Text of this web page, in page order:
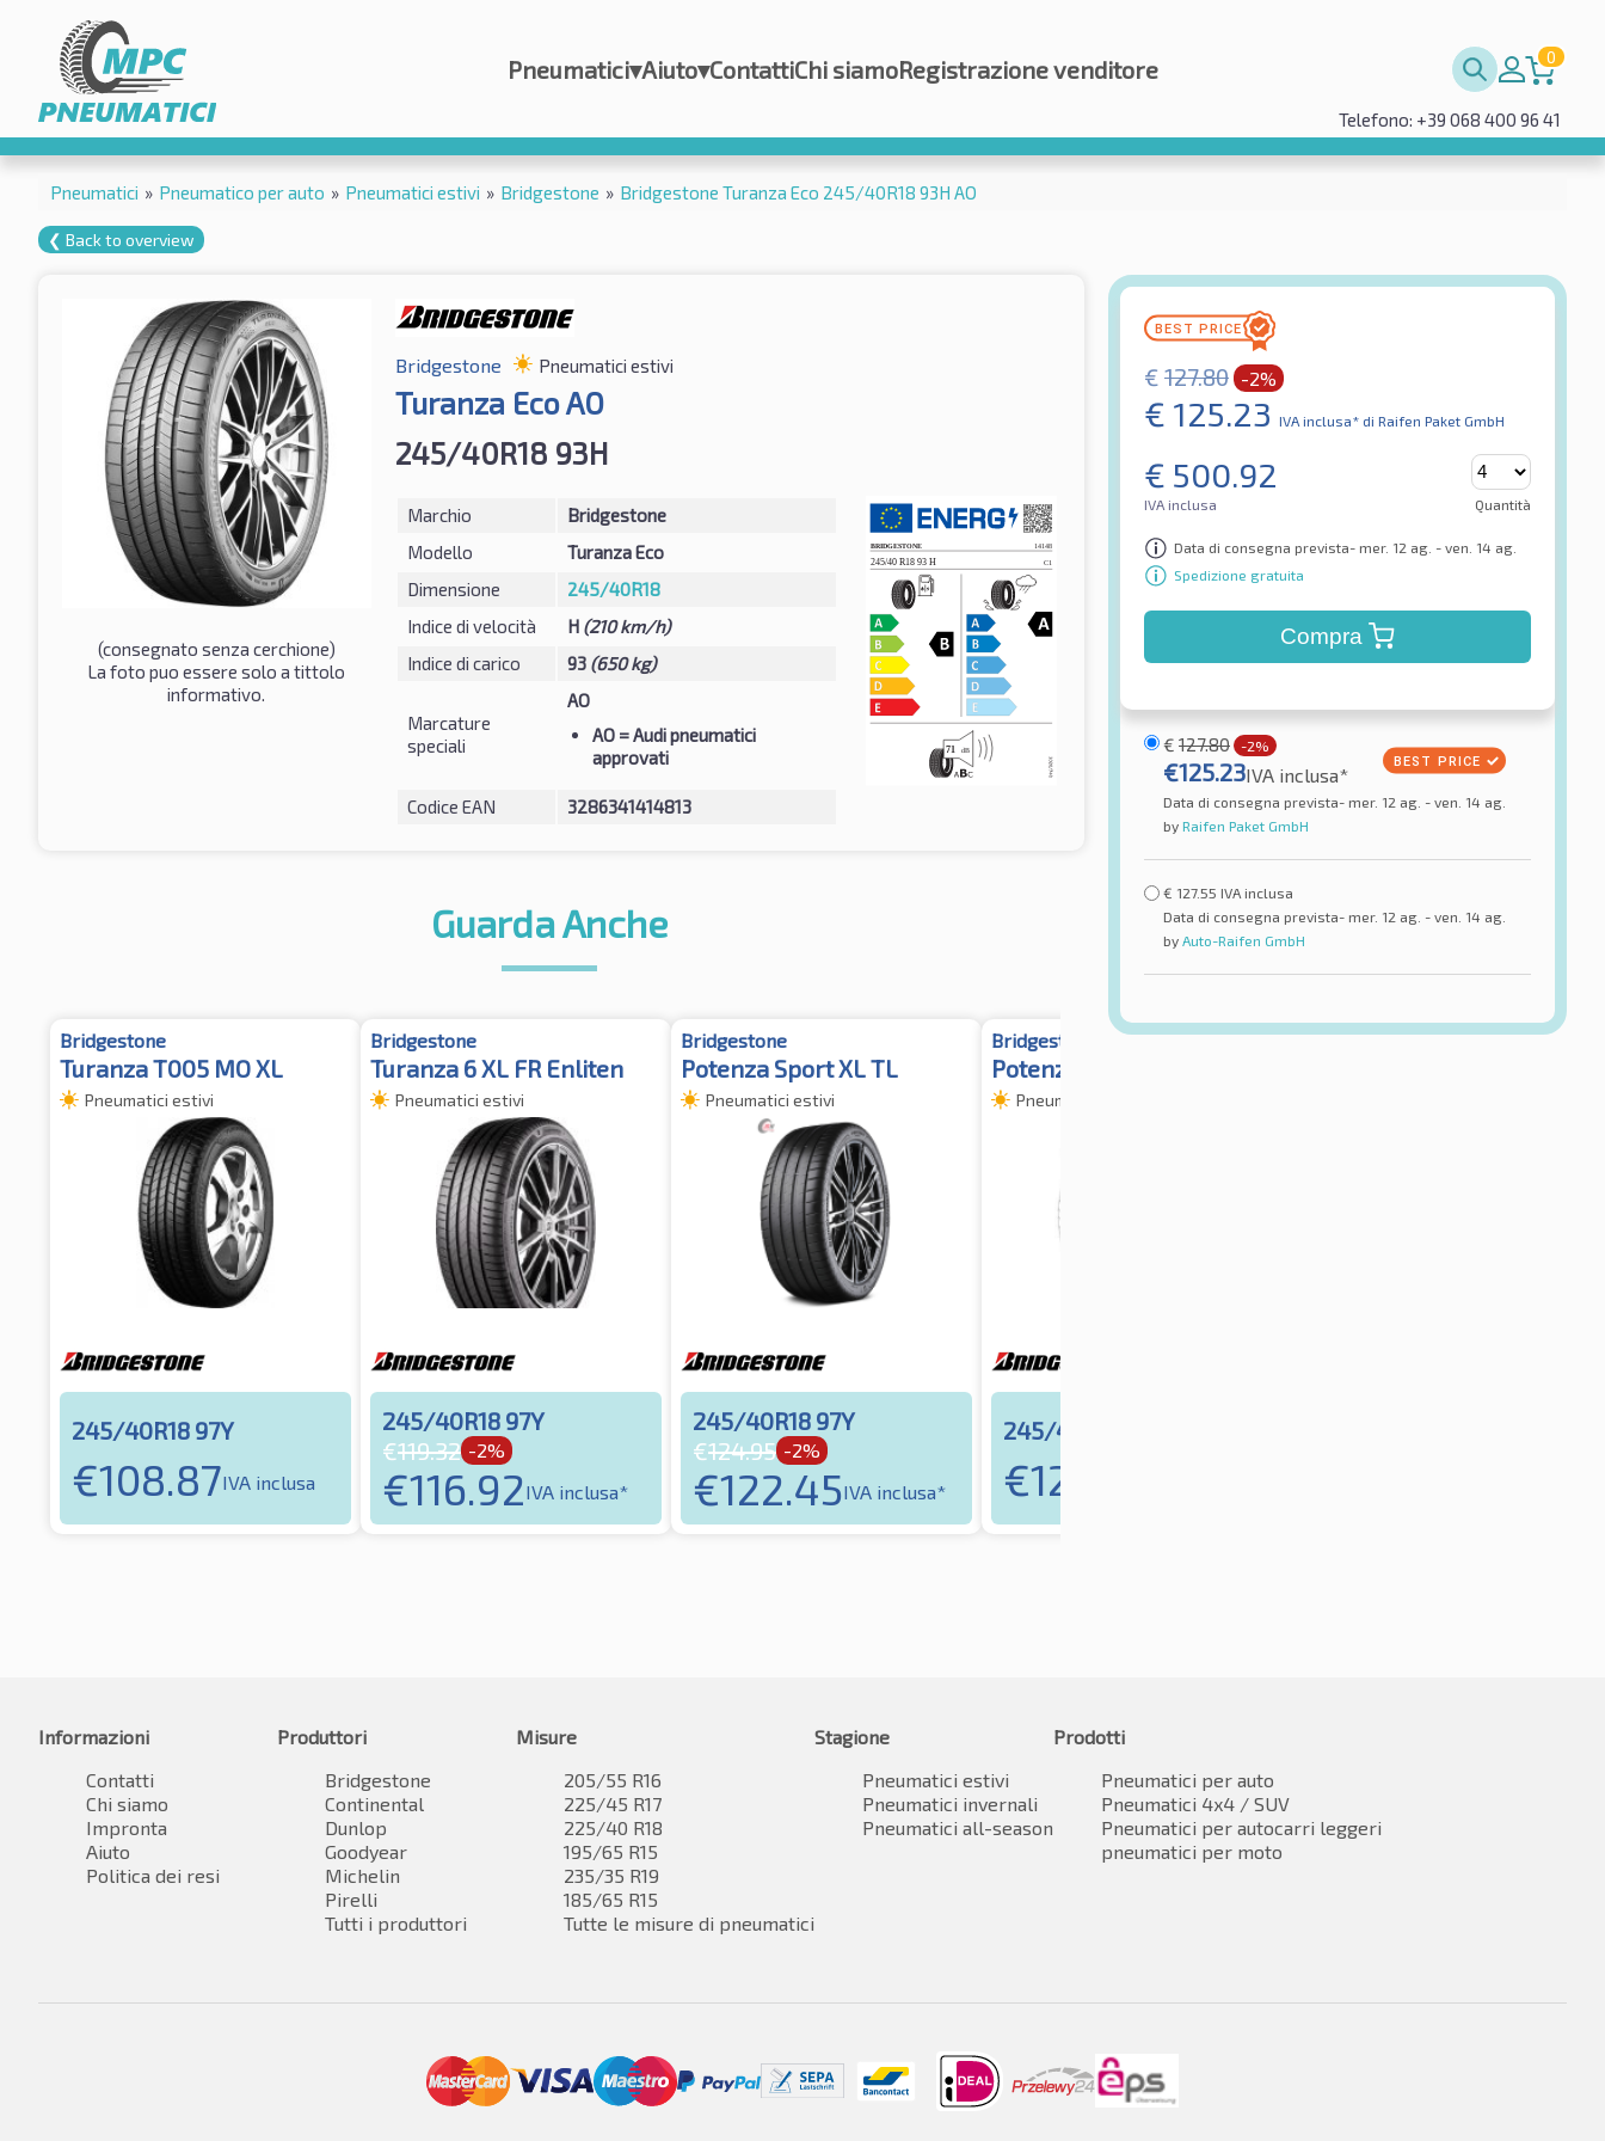
Pneumatici▾Aiuto▾ContattiChi siamoRegistrazione venditore 0
Telefono: +39 068 400 96 41
Pneumatici » Pneumatico per auto » Pneumatici estivi » Bridgestone » Bridgestone Turanza Eco 245/40R18 93H AO
❮ Back to overview
(consegnato senza cerchione)
La foto puo essere solo a tittolo
informativo.
Bridgestone Pneumatici estivi
Turanza Eco AO
245/40R18 93H
Marchio
Bridgestone
Modello
Turanza Eco
Dimensione
245/40R18
Indice di velocità
H (210 km/h)
Indice di carico
93 (650 kg)
Marcature
speciali
AO
AO= Audi pneumatici
approvati
Codice EAN 3286341414813
€ 127.80 -2%
€ 125.23 IVA inclusa* di Raifen Paket GmbH
€ 500.92
IVA inclusa Quantità
Data di consegna prevista- mer. 12 ag. - ven. 14 ag.
Spedizione gratuita
Compra
€ 127.80 -2%
€125.23IVA inclusa*
Data di consegna prevista- mer. 12 ag. - ven. 14 ag.
by Raifen Paket GmbH
€ 127.55 IVA inclusa
Data di consegna prevista- mer. 12 ag. - ven. 14 ag.
by Auto-Raifen GmbH
Guarda Anche
Bridgestone
Turanza T005 MO XL
Pneumatici estivi
245/40R18 97Y
€108.87IVA inclusa
Bridgestone
Turanza 6 XL FR Enliten
Pneumatici estivi
245/40R18 97Y
€119.32 -2%
€116.92IVA inclusa*
Bridgestone
Potenza Sport XL TL
Pneumatici estivi
245/40R18 97Y
€124.95 -2%
€122.45IVA inclusa*
Bridgestone
Potenza Sport EVO XL TL
Pneumatici estivi
245/40R18 97Y
€126.88
Kleber
Informazioni
Contatti
Chi siamo
Impronta
Aiuto
Politica dei resi
Produttori
Bridgestone
Continental
Dunlop
Goodyear
Michelin
Pirelli
Tutti i produttori
Misure
205/55 R16
225/45 R17
225/40 R18
195/65 R15
235/35 R19
185/65 R15
Tutte le misure di pneumatici
Stagione
Pneumatici estivi
Pneumatici invernali
Pneumatici all-season
Prodotti
Pneumatici per auto
Pneumatici 4x4 / SUV
Pneumatici per autocarri leggeri
pneumatici per moto